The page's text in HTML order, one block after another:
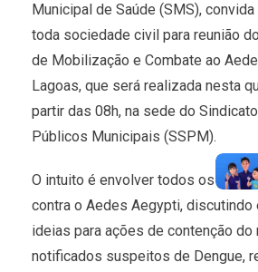
Municipal de Saúde (SMS),
toda sociedade civil para reunião
de Mobilização e Combate ao
Lagoas, que será realizada nesta
partir das 08h, na sede do
Públicos Municipais (SSPM).
O intuito é envolver todos os três-
contra o Aedes Aegypti, discutindo
ideias para ações de contenção do
notificados suspeitos de Dengue,